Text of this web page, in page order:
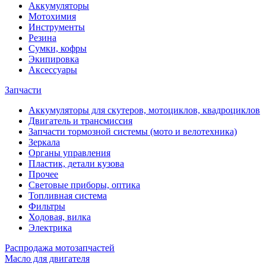
Аккумуляторы
Мотохимия
Инструменты
Резина
Сумки, кофры
Экипировка
Аксессуары
Запчасти
Аккумуляторы для скутеров, мотоциклов, квадроциклов
Двигатель и трансмиссия
Запчасти тормозной системы (мото и велотехника)
Зеркала
Органы управления
Пластик, детали кузова
Прочее
Световые приборы, оптика
Топливная система
Фильтры
Ходовая, вилка
Электрика
Распродажа мотозапчастей
Масло для двигателя